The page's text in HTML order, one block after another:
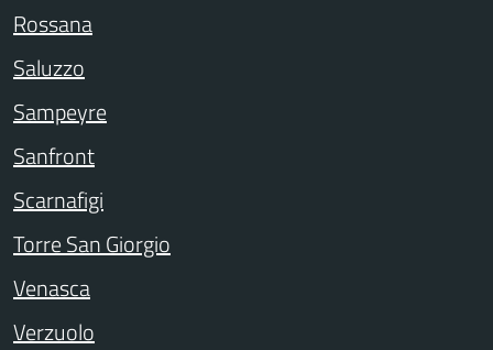
Rossana
Saluzzo
Sampeyre
Sanfront
Scarnafigi
Torre San Giorgio
Venasca
Verzuolo